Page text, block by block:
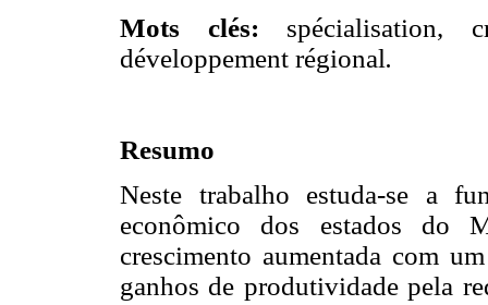
Mots clés: spécialisation,
développement régional.
Resumo
Neste trabalho estuda-se a
econômico dos estados do
crescimento aumentada com
ganhos de produtividade pela